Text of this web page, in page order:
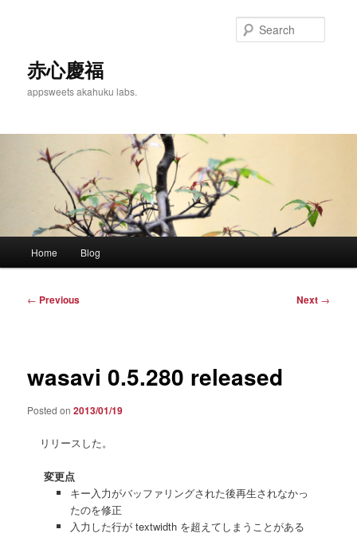
赤心慶福
appsweets akahuku labs.
Home Blog
Post
← Previous Next →
wasavi 0.5.280 released
Posted on2013/01/19
リリースした。
変更点
キー入力がバッファリングされた後再生されなかっ
たのを修正
入力した行が textwidth を超えてしまうことがある